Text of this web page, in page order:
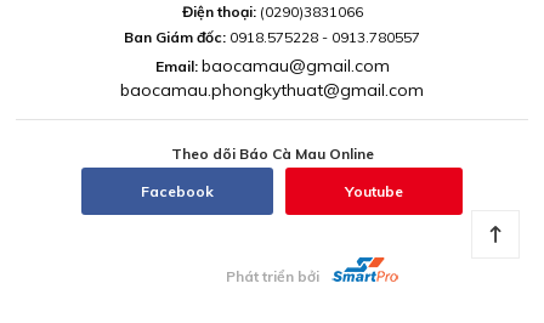
Điện thoại: (0290)3831066
Ban Giám đốc: 0918.575228 - 0913.780557
Email: baocamau@gmail.com
baocamau.phongkythuat@gmail.com
Theo dõi Báo Cà Mau Online
Facebook Youtube
Phát triển bởi